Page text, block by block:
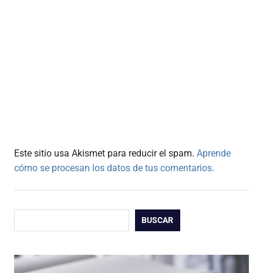
Este sitio usa Akismet para reducir el spam. Aprende
cómo se procesan los datos de tus comentarios.
BUSCAR